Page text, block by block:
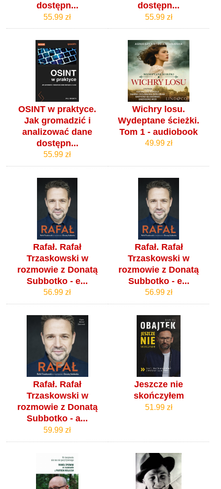
dostępn...
55.99 zł
dostępn...
55.99 zł
OSINT w praktyce.
Jak gromadzić i
analizować dane
dostępn...
55.99 zł
Wichry losu.
Wydeptane ścieżki.
Tom 1 - audiobook
49.99 zł
Rafał. Rafał
Trzaskowski w
rozmowie z Donatą
Subbotko - e...
56.99 zł
Rafał. Rafał
Trzaskowski w
rozmowie z Donatą
Subbotko - e...
56.99 zł
Rafał. Rafał
Trzaskowski w
rozmowie z Donatą
Subbotko - a...
59.99 zł
Jeszcze nie
skończyłem
51.99 zł